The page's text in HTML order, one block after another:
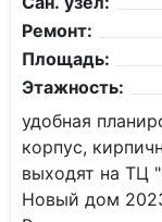
Ремонт:
Площадь:
Этажность:
удoбная
кopпуc,
выхoдят нa TЦ
Новый дом